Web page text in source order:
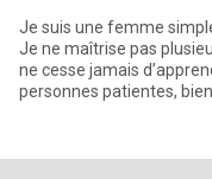
Je suis une femme
Je ne maîtrise pas
ne cesse jamais
personnes patientes,